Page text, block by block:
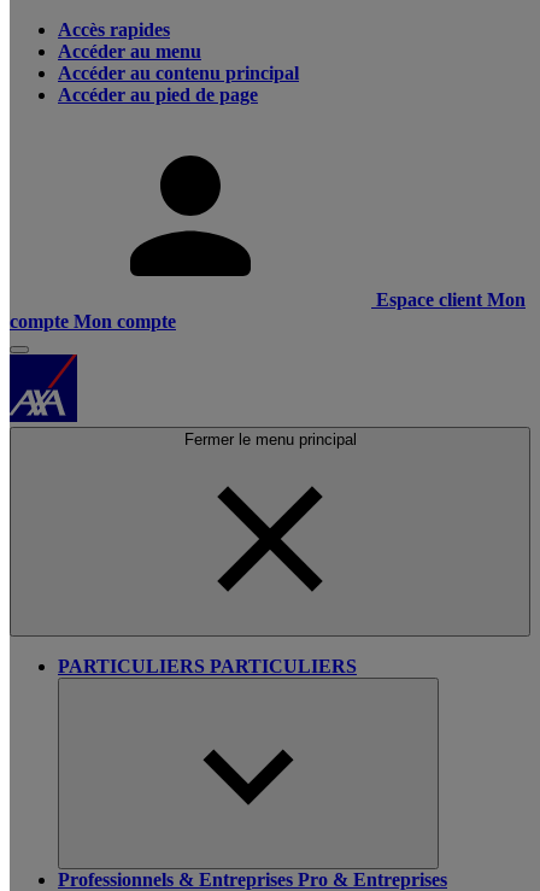
Accès rapides
Accéder au menu
Accéder au contenu principal
Accéder au pied de page
Espace client Mon
compte Mon compte
Fermer le menu principal
PARTICULIERS PARTICULIERS
Professionnels & Entreprises Pro & Entreprises